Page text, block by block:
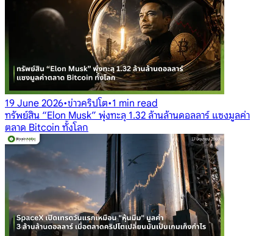
19 June 2026•ข่าวคริปโต•1 min read
ทรัพย์สิน “Elon Musk” พุ่งทะลุ 1.32 ล้านล้านดอลลาร์ แซงมูลค่า
ตลาด Bitcoin ทั้งโลก